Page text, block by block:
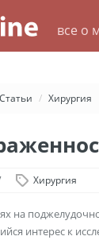
все о
Статьи / Хирургия
Хирургия
на
интерес к